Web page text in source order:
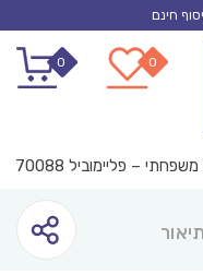
0
0
– פליימוביל 70088
תיאור